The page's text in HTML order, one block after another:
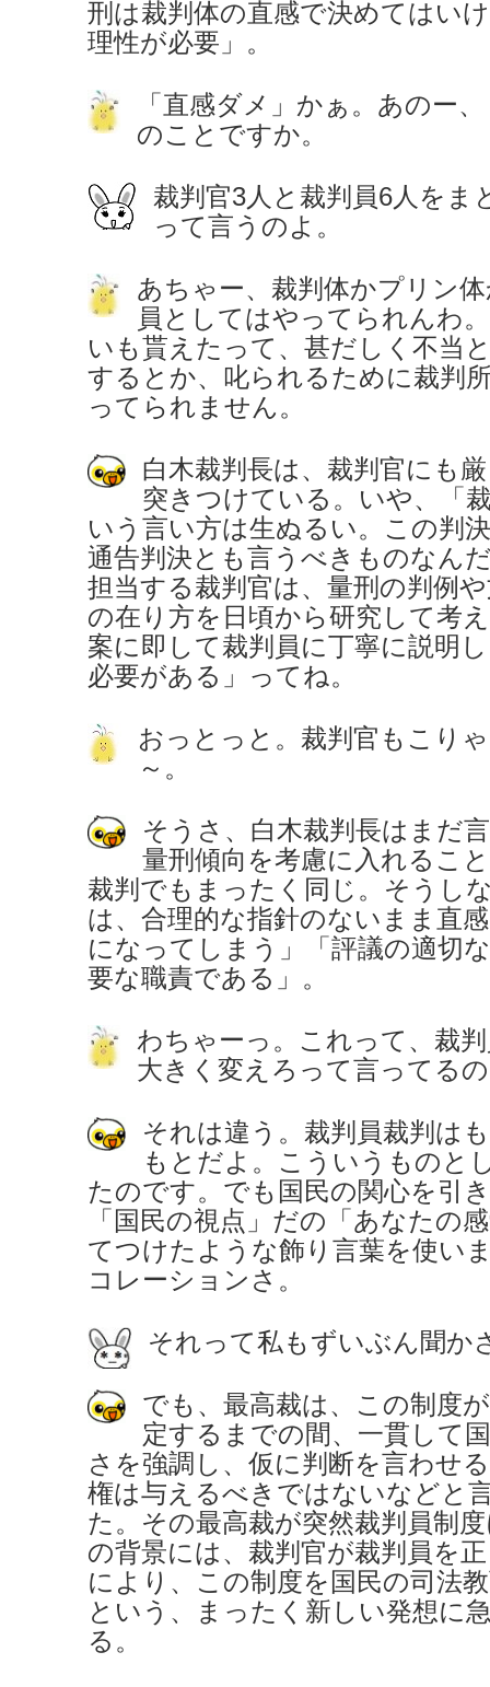
刑は裁判体の直感で決めてはい
理性が必要」。
「直感ダメ」かぁ。あのー
のことですか。
裁判官3人と裁判員6人をま
って言うのよ。
あちゃー、裁判体かプリン
員としてはやってられんわ
いも貰えたって、甚だしく不当
するとか、叱られるために裁判
ってられません。
白木裁判長は、裁判官にも
突きつけている。いや、「
いう言い方は生ぬるい。この判
通告判決とも言うべきものなん
担当する裁判官は、量刑の判例
の在り方を日頃から研究して考
案に即して裁判員に丁寧に説明
必要がある」ってね。
おっとっと。裁判官もこり
～。
そうさ、白木裁判長はまだ
量刑傾向を考慮に入れるこ
裁判でもまったく同じ。そうし
は、合理的な指針のないまま直
になってしまう」「評議の適切
要な職責である」。
わちゃーっ。これって、裁
大きく変えろって言ってる
それは違う。裁判員裁判は
もとだよ。こういうものと
たのです。でも国民の関心を引
「国民の視点」だの「あなたの
てつけたような飾り言葉を使い
コレーションさ。
それって私もずいぶん聞か
でも、最高裁は、この制度
定するまでの間、一貫して
さを強調し、仮に判断を言わせ
権は与えるべきではないなどと
た。その最高裁が突然裁判員制
の背景には、裁判官が裁判員を
により、この制度を国民の司法
という、まったく新しい発想に
る。